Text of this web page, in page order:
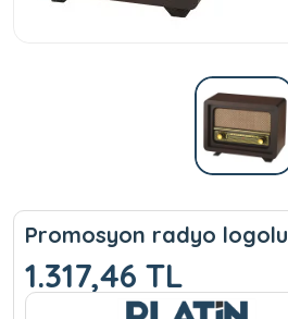
Promosyon radyo logolu
1.317,46 TL